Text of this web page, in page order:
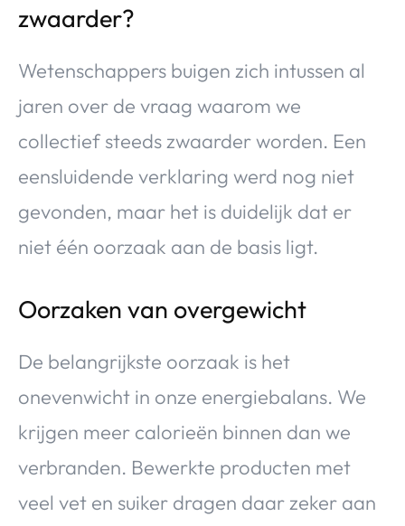
zwaarder?
Wetenschappers buigen zich intussen al
jaren over de vraag waarom we
collectief steeds zwaarder worden. Een
eensluidende verklaring werd nog niet
gevonden, maar het is duidelijk dat er
niet één oorzaak aan de basis ligt.
Oorzaken van overgewicht
De belangrijkste oorzaak is het
onevenwicht in onze energiebalans. We
krijgen meer calorieën binnen dan we
verbranden. Bewerkte producten met
veel vet en suiker dragen daar zeker aan